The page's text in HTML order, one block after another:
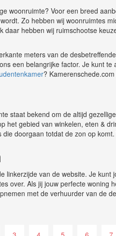
woonruimte? Voor een breed
Zo hebben wij woonruimtes
hebben wij ruimschootse
meters van de
een belangrijke factor. Je kunt te
?
staat bekend om de altijd
het gebied van winkelen, eten &
doorgaan totdat de zon op
van de website. Je
over. Als jij jouw perfecte
met de verhuurder van de